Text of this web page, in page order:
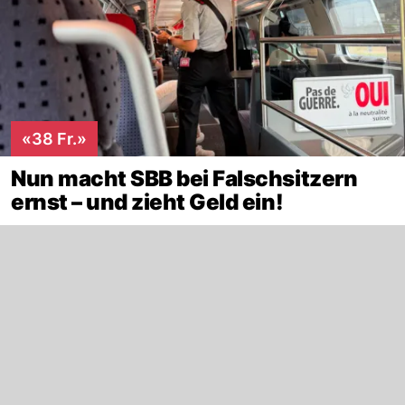
«38 Fr.»
Nun macht SBB bei Falschsitzern
ernst – und zieht Geld ein!